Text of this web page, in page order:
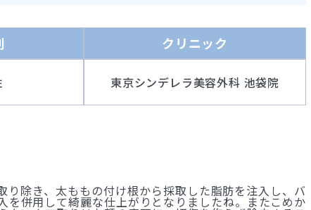
クリニック
東京シンデレラ美容外科 池袋院
除き、太ももの付け根から採取した脂肪を注入し、バ
併用して綺麗な仕上がりとなりましたね。またこめか